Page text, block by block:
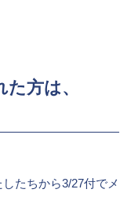
方は、
たちから3/27付でメ